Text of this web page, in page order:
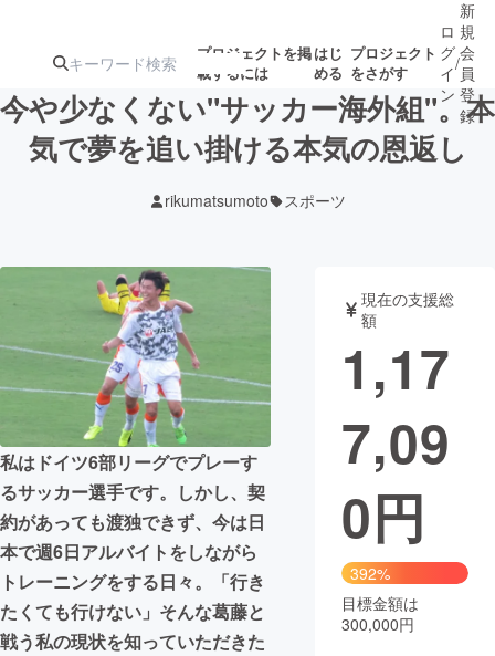
プロジェクトを掲
載するには
はじ
める
プロジェクト
をさがす
ジェクト
ロジェクト
アート・写真 音楽
テクノロジー・ガジェット ゲーム・サ
映像・映画
ビジネス・起業
まちづくり・地域活性化
CAMPFIRE for Social Good
CAMPFIRE Creation
CAMPFIREふるさと納税machi-ya コミュニティ
ロ
グ
イ
ン
/
新
規
会
員
登
録
今や少なくない"サッカー海外組"。本
気で夢を追い掛ける本気の恩返し
rikumatsumoto スポーツ
私はドイツ6部リーグでプレーす
るサッカー選手です。しかし、契
約があっても渡独できず、今は日
本で週6日アルバイトをしながら
トレーニングをする日々。「行き
たくても行けない」そんな葛藤と
戦う私の現状を知っていただきた
現在の支援総
額
1,17
7,09
0円
392%
目標金額は
300,000円